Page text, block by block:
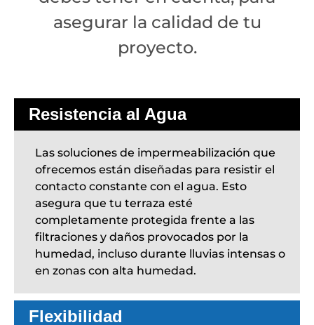
asegurar la calidad de tu
proyecto.
Resistencia al Agua
Las soluciones de impermeabilización que
ofrecemos están diseñadas para resistir el
contacto constante con el agua. Esto
asegura que tu terraza esté
completamente protegida frente a las
filtraciones y daños provocados por la
humedad, incluso durante lluvias intensas o
en zonas con alta humedad.
Flexibilidad